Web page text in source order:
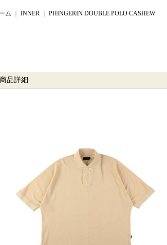
ム INNER PHINGERIN DOUBLE POLO CASHEW
商品詳細